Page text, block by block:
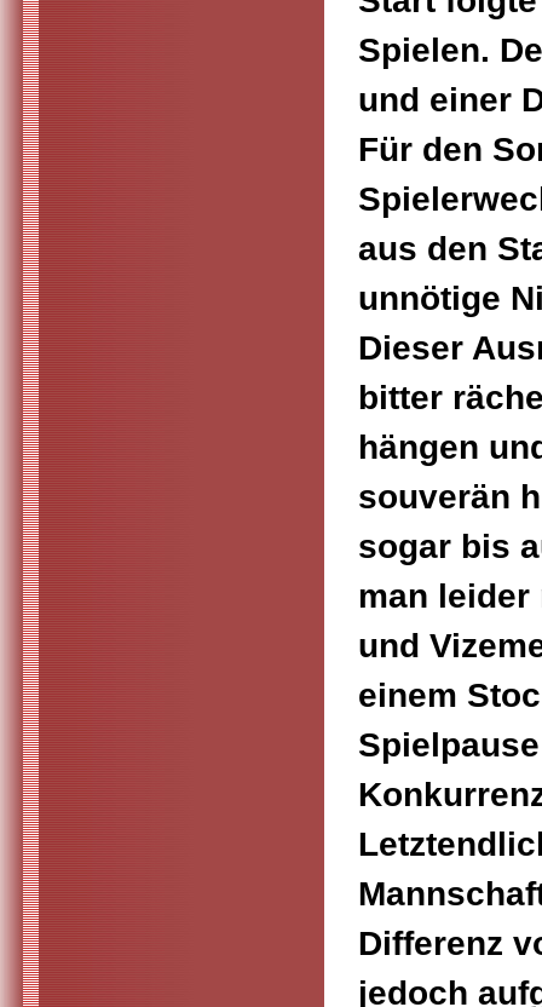
Spielen.
und einer
Für den
aus den
unnötige
Dieser
bitter
hängen
souverän
sogar bis
man leider
und
einem
Differenz
jedoch